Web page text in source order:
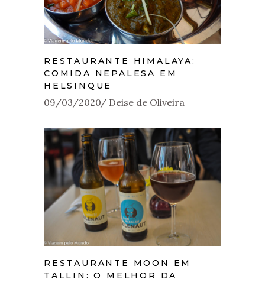
RESTAURANTE HIMALAYA:
COMIDA NEPALESA EM
HELSINQUE
09/03/2020 Deise de Oliveira
RESTAURANTE MOON EM
TALLIN: O MELHOR DA